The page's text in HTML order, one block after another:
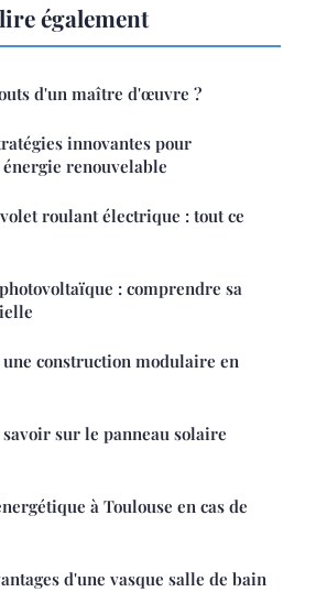
également
d'un maître d'œuvre ?
innovantes pour
renouvelable
roulant électrique : tout ce
: comprendre sa
construction modulaire en
sur le panneau solaire
à Toulouse en cas de
d'une vasque salle de bain